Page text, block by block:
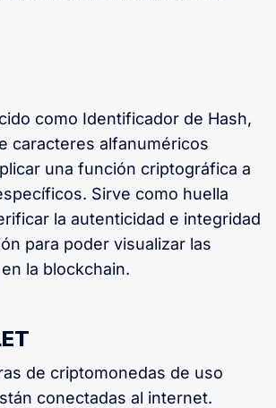
como Identificador de Hash,
caracteres alfanuméricos
una función criptográfica a
Sirve como huella
la autenticidad e integridad
para poder visualizar las
la blockchain.
de criptomonedas de uso
conectadas al internet.